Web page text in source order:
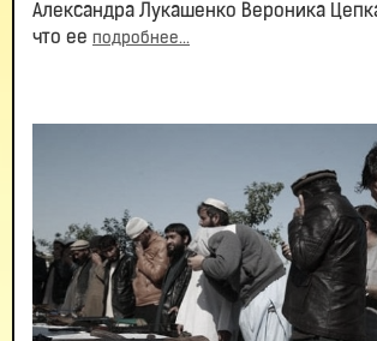
Александра Лукашенко Вероника
что ее подробнее...